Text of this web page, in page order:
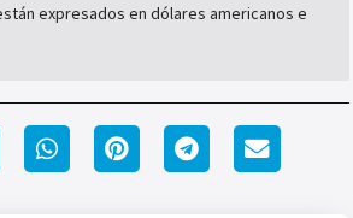
expresados en dólares americanos e